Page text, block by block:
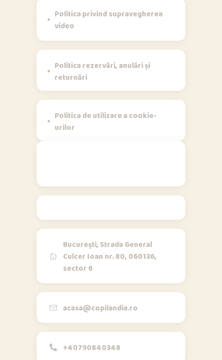
Politica privind supravegherea
video
Politica rezervări, anulări și
returnări
Politica de utilizare a cookie-
urilor
București, Strada General
Culcer Ioan nr. 80, 060136,
sector 6
acasa@copilandia.ro
+40790840348
Bună!